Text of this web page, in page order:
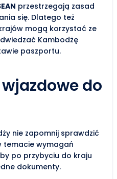
przestrzegają zasad
się. Dlatego też
mogą korzystać ze
Kambodżę
paszportu.
do
nie zapomnij sprawdzić
temacie wymagań
po przybyciu do kraju
dokumenty.